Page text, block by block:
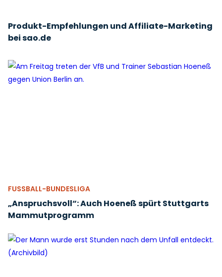
Produkt-Empfehlungen und Affiliate-Marketing
bei sao.de
FUSSBALL-BUNDESLIGA
„Anspruchsvoll“: Auch Hoeneß spürt Stuttgarts
Mammutprogramm